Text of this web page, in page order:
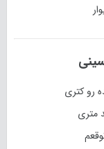
رو کتری
متری